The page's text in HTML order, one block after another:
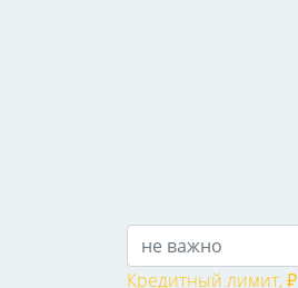
Кредитный лимит, ₽